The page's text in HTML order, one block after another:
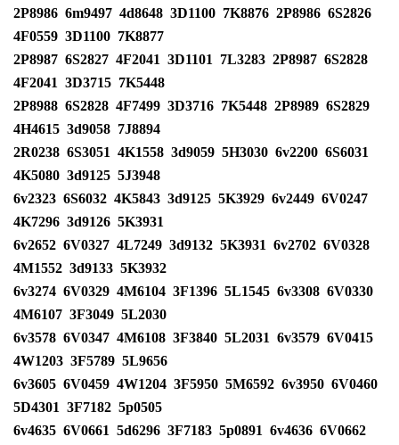
2P8986 6m9497 4d8648 3D1100 7K8876 2P8986 6S2826
4F0559 3D1100 7K8877
2P8987 6S2827 4F2041 3D1101 7L3283 2P8987 6S2828
4F2041 3D3715 7K5448
2P8988 6S2828 4F7499 3D3716 7K5448 2P8989 6S2829
4H4615 3d9058 7J8894
2R0238 6S3051 4K1558 3d9059 5H3030 6v2200 6S6031
4K5080 3d9125 5J3948
6v2323 6S6032 4K5843 3d9125 5K3929 6v2449 6V0247
4K7296 3d9126 5K3931
6v2652 6V0327 4L7249 3d9132 5K3931 6v2702 6V0328
4M1552 3d9133 5K3932
6v3274 6V0329 4M6104 3F1396 5L1545 6v3308 6V0330
4M6107 3F3049 5L2030
6v3578 6V0347 4M6108 3F3840 5L2031 6v3579 6V0415
4W1203 3F5789 5L9656
6v3605 6V0459 4W1204 3F5950 5M6592 6v3950 6V0460
5D4301 3F7182 5p0505
6v4635 6V0661 5d6296 3F7183 5p0891 6v4636 6V0662